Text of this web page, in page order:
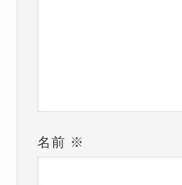
名前 ※